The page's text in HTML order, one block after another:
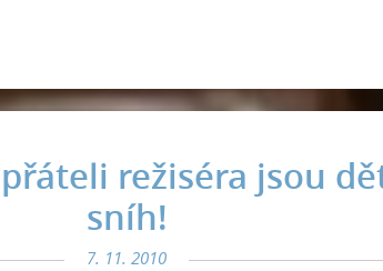
režiséra jsou
sníh!
7. 11. 2010